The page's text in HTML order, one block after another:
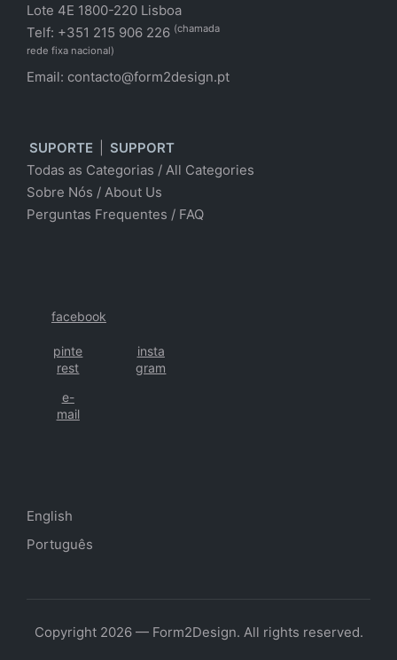
Lote 4E 1800-220 Lisboa
Telf: +351 215 906 226 (chamada
rede fixa nacional)
Email: contacto@form2design.pt
SUPORTE
SUPPORT
Todas as Categorias / All Categories
Sobre Nós / About Us
Perguntas Frequentes / FAQ
facebook
pinte
rest
insta
gram
e-
mail
English
Português
Copyright 2026 — Form2Design. All rights reserved.